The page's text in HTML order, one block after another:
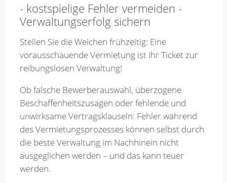
Unternehmen
News
Kontakt
Merkzettel
Newsletter
- kostspielige Fehler vermeiden -
Verwaltungserfolg sichern
Stellen Sie die Weichen frühzeitig: Eine
vorausschauende Vermietung ist Ihr Ticket zur
reibungslosen Verwaltung!
Ob falsche Bewerberauswahl, überzogene
Beschaffenheitszusagen oder fehlende und
unwirksame Vertragsklauseln: Fehler während
des Vermietungsprozesses können selbst durch
die beste Verwaltung im Nachhinein nicht
ausgeglichen werden – und das kann teuer
werden.